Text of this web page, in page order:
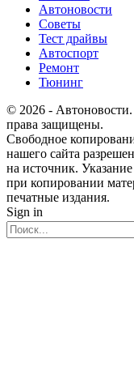
Автоновости
Советы
Тест драйвы
Автоспорт
Ремонт
Тюнинг
© 2026 -
права защищены.
Свободное
нашего сайта
на источник.
при копировании
печатные издания.
Sign in